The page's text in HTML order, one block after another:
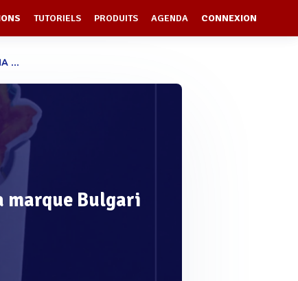
TUTORIELS PRODUITS AGENDA CONNEXION
...
marque Bulgari